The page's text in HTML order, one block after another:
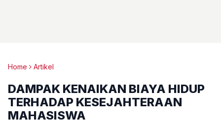
Home Artikel
DAMPAK KENAIKAN BIAYA HIDUP
TERHADAP KESEJAHTERAAN
MAHASISWA